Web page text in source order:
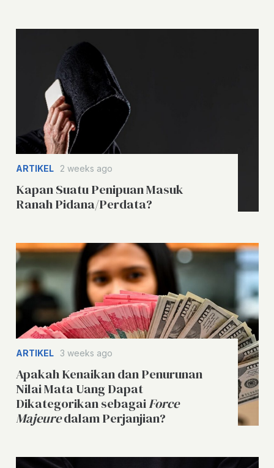
ARTIKEL 2 weeks ago
Kapan Suatu Penipuan Masuk
Ranah Pidana/Perdata?
ARTIKEL 3 weeks ago
Apakah Kenaikan dan Penurunan
Nilai Mata Uang Dapat
Dikategorikan sebagaiForce
Majeuredalam Perjanjian?